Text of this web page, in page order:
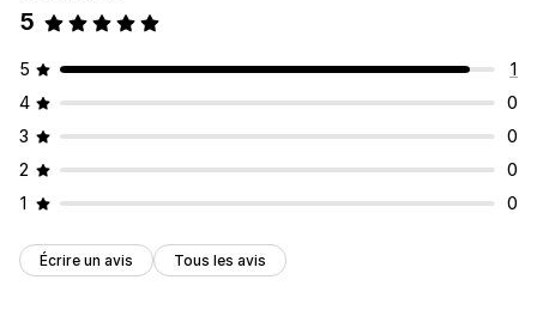
5
5
1
4
0
3
0
2
0
1
0
Écrire un avis Tous les avis